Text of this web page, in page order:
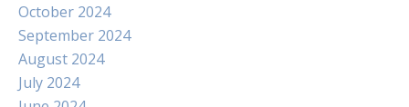
October 2024
September 2024
August 2024
July 2024